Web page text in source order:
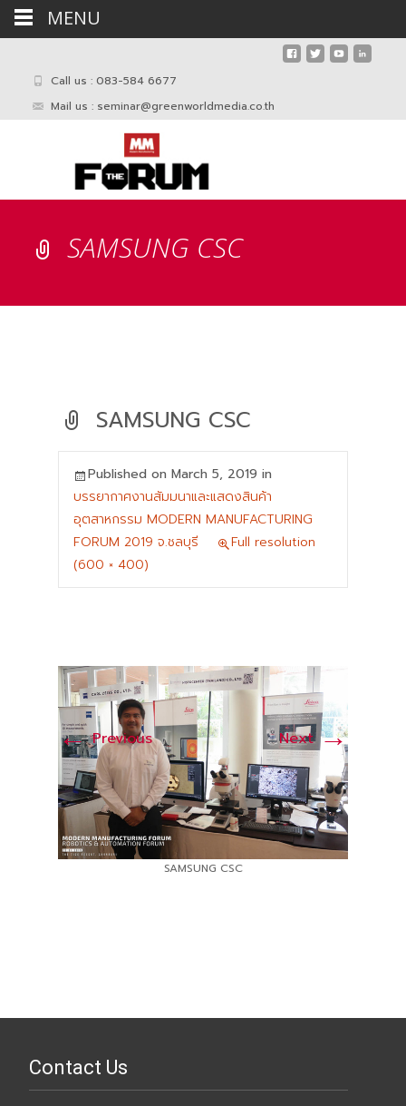
Call us : 083-584 6677
Mail us : seminar@greenworldmedia.co.th
SAMSUNG CSC
SAMSUNG CSC
Published on March 5, 2019 in
บรรยากาศงานสัมมนาและแสดงสินค้า
อุตสาหกรรม MODERN MANUFACTURING
FORUM 2019 จ.ชลบุรี
Full resolution
(600 × 400)
←Previous Next→
SAMSUNG CSC
Contact Us
MENU